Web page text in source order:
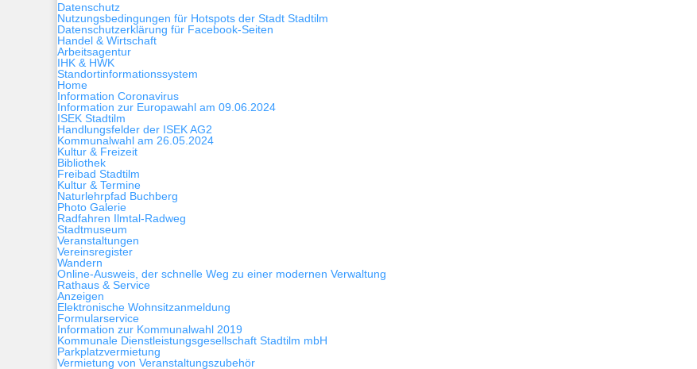
Datenschutz
Nutzungsbedingungen für Hotspots der Stadt Stadtilm
Datenschutzerklärung für Facebook-Seiten
Handel & Wirtschaft
Arbeitsagentur
IHK & HWK
Standortinformationssystem
Home
Information Coronavirus
Information zur Europawahl am 09.06.2024
ISEK Stadtilm
Handlungsfelder der ISEK AG2
Kommunalwahl am 26.05.2024
Kultur & Freizeit
Bibliothek
Freibad Stadtilm
Kultur & Termine
Naturlehrpfad Buchberg
Photo Galerie
Radfahren Ilmtal-Radweg
Stadtmuseum
Veranstaltungen
Vereinsregister
Wandern
Online-Ausweis, der schnelle Weg zu einer modernen Verwaltung
Rathaus & Service
Anzeigen
Elektronische Wohnsitzanmeldung
Formularservice
Information zur Kommunalwahl 2019
Kommunale Dienstleistungsgesellschaft Stadtilm mbH
Parkplatzvermietung
Vermietung von Veranstaltungszubehör